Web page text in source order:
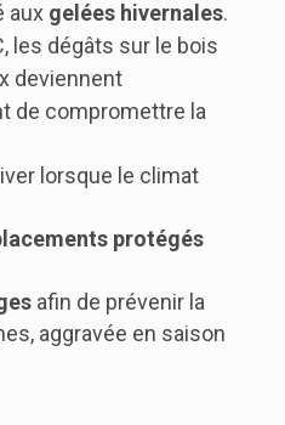
aux gelées hivernales.
les dégâts sur le bois
deviennent
de compromettre la
lorsque le climat
protégés
afin de prévenir la
aggravée en saison